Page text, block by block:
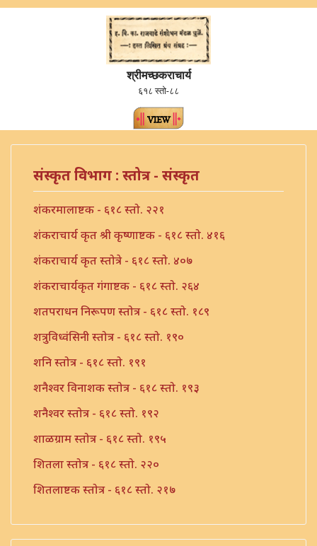
श्रीमच्छकराचार्य
६१८ स्तो-८८
संस्कृत विभाग : स्तोत्र - संस्कृत
शंकरमालाष्टक - ६१८ स्तो. २२१
शंकराचार्य कृत श्री कृष्णाष्टक - ६१८ स्तो. ४१६
शंकराचार्य कृत स्तोत्रे - ६१८ स्तो. ४०७
शंकराचार्यकृत गंगाष्टक - ६१८ स्तो. २६४
शतपराधन निरूपण स्तोत्र - ६१८ स्तो. १८९
शत्रुविध्वंसिनी स्तोत्र - ६१८ स्तो. १९०
शनि स्तोत्र - ६१८ स्तो. १९१
शनैश्वर विनाशक स्तोत्र - ६१८ स्तो. १९३
शनैश्वर स्तोत्र - ६१८ स्तो. १९२
शाळग्राम स्तोत्र - ६१८ स्तो. १९५
शितला स्तोत्र - ६१८ स्तो. २२०
शितलाष्टक स्तोत्र - ६१८ स्तो. २१७
शिव नामावली - ६१८ स्तो. ३९०